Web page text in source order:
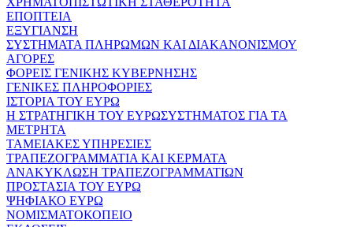
ΕΠΟΠΤΕΙΑ
ΕΞΥΓΙΑΝΣΗ
ΣΥΣΤΗΜΑΤΑ ΠΛΗΡΩΜΩΝ ΚΑΙ ΔΙΑΚΑΝΟΝΙΣΜΟΥ
ΑΓΟΡΕΣ
ΦΟΡΕΙΣ ΓΕΝΙΚΗΣ ΚΥΒΕΡΝΗΣΗΣ
ΓΕΝΙΚΕΣ ΠΛΗΡΟΦΟΡΙΕΣ
ΙΣΤΟΡΙΑ ΤΟΥ ΕΥΡΩ
Η ΣΤΡΑΤΗΓΙΚΗ ΤΟΥ ΕΥΡΩΣΥΣΤΗΜΑΤΟΣ ΓΙΑ ΤΑ
ΜΕΤΡΗΤΑ
ΤΑΜΕΙΑΚΕΣ ΥΠΗΡΕΣΙΕΣ
ΤΡΑΠΕΖΟΓΡΑΜΜΑΤΙΑ ΚΑΙ ΚΕΡΜΑΤΑ
ΑΝΑΚΥΚΛΩΣΗ ΤΡΑΠΕΖΟΓΡΑΜΜΑΤΙΩΝ
ΠΡΟΣΤΑΣΙΑ ΤΟΥ ΕΥΡΩ
ΨΗΦΙΑΚΟ ΕΥΡΩ
ΝΟΜΙΣΜΑΤΟΚΟΠΕΙΟ